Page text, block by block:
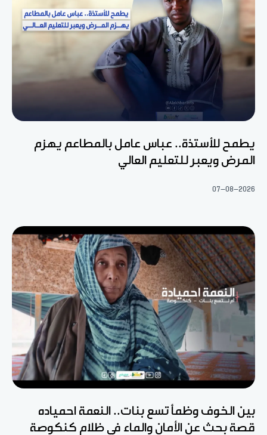
يطمح للأستذة.. عباس عامل بالمطاعم يهزم
المرض ويعبر للتعليم العالي
07-08-2026
بين الخوف وظمأ تسع بنات.. النعمة احمياده
قصة بحث عن الأمان والماء في ظلام كنكوصة